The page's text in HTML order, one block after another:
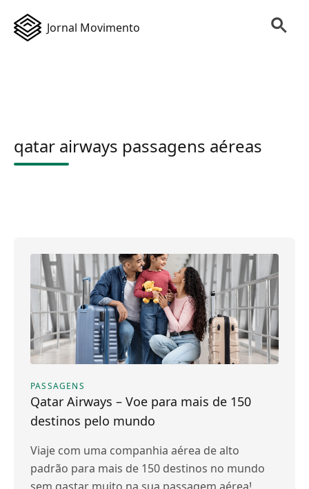
Jornal Movimento
qatar airways passagens aéreas
PASSAGENS
Qatar Airways – Voe para mais de 150
destinos pelo mundo
Viaje com uma companhia aérea de alto
padrão para mais de 150 destinos no mundo